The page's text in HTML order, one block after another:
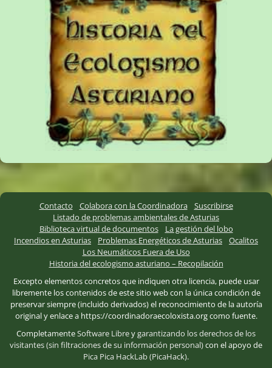
Contacto Colabora con la Coordinadora
Suscribirse
Listado de problemas ambientales de Asturias
Biblioteca virtual de documentos
La gestión del lobo
Incendios en Asturias
Problemas Energéticos de Asturias
Ocalitos
Los Neumáticos Fuera de Uso
Historia del ecologismo asturiano – Recopilación
Excepto elementos concretos que indiquen otra licencia, puede usar
libremente los contenidos de este sitio web con la única condición de
preservar siempre (incluido derivados) el reconocimiento de la autoría
original y enlace a https://coordinadoraecoloxista.org como fuente.
CompletamenteSoftware Libreygarantizando los derechos de los
visitantes (sin filtraciones de su información personal)con el apoyo de
Pica Pica HackLab (PicaHack).